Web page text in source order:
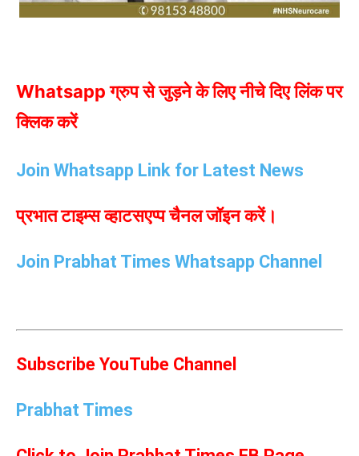
Whatsapp ग्रुप से जुड़ने के लिए नीचे दिए लिंक पर
क्लिक करें
Join Whatsapp Link for Latest News
प्रभात टाइम्स व्हाटसएप्प चैनल जॉइन करें।
Join Prabhat Times Whatsapp Channel
Subscribe YouTube Channel
Prabhat Times